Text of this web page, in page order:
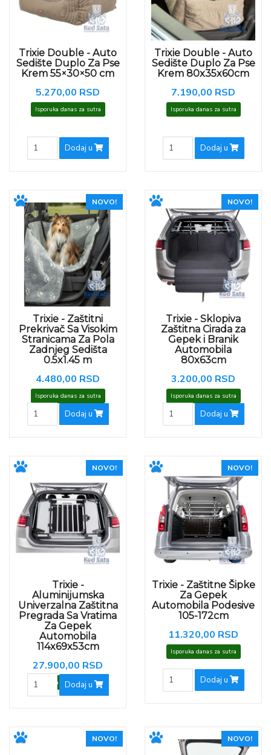
Trixie Double - Auto
Sedište Duplo Za Pse
Krem 55×30×50 cm
5.270,00 RSD
Isporuka danas za sutra
Dodaj u
Trixie Double - Auto
Sedište Duplo Za Pse
Krem 80x35x60cm
7.190,00 RSD
Isporuka danas za sutra
Dodaj u
NOVO!
Trixie - Zaštitni
Prekrivač Sa Visokim
Stranicama Za Pola
Zadnjeg Sedišta
0.5x1.45 m
4.480,00 RSD
Isporuka danas za sutra
Dodaj u
NOVO!
Trixie - Sklopiva
Zaštitna Cirada za
Gepek i Branik
Automobila
80x63cm
3.200,00 RSD
Isporuka danas za sutra
Dodaj u
NOVO!
Trixie -
Aluminijumska
Univerzalna Zaštitna
Pregrada Sa Vratima
Za Gepek
Automobila
114x69x53cm
27.900,00 RSD
Isporuka danas za sutra
Dodaj u
NOVO!
Trixie - Zaštitne Šipke
Za Gepek
Automobila Podesive
105-172cm
11.320,00 RSD
Isporuka danas za sutra
Dodaj u
NOVO! NOVO!